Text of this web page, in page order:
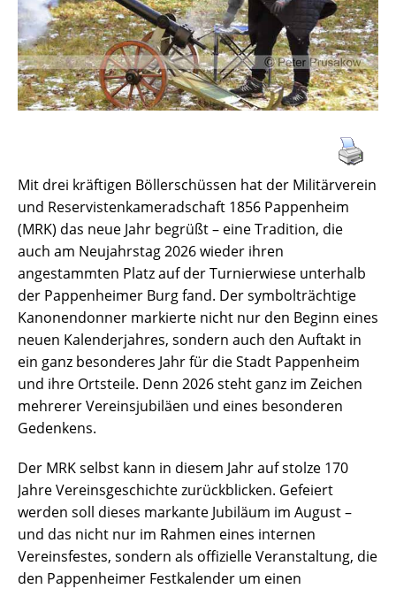
Mit drei kräftigen Böllerschüssen hat der Militärverein
und Reservistenkameradschaft 1856 Pappenheim
(MRK) das neue Jahr begrüßt – eine Tradition, die
auch am Neujahrstag 2026 wieder ihren
angestammten Platz auf der Turnierwiese unterhalb
der Pappenheimer Burg fand. Der symbolträchtige
Kanonendonner markierte nicht nur den Beginn eines
neuen Kalenderjahres, sondern auch den Auftakt in
ein ganz besonderes Jahr für die Stadt Pappenheim
und ihre Ortsteile. Denn 2026 steht ganz im Zeichen
mehrerer Vereinsjubiläen und eines besonderen
Gedenkens.
Der MRK selbst kann in diesem Jahr auf stolze 170
Jahre Vereinsgeschichte zurückblicken. Gefeiert
werden soll dieses markante Jubiläum im August –
und das nicht nur im Rahmen eines internen
Vereinsfestes, sondern als offizielle Veranstaltung, die
den Pappenheimer Festkalender um einen